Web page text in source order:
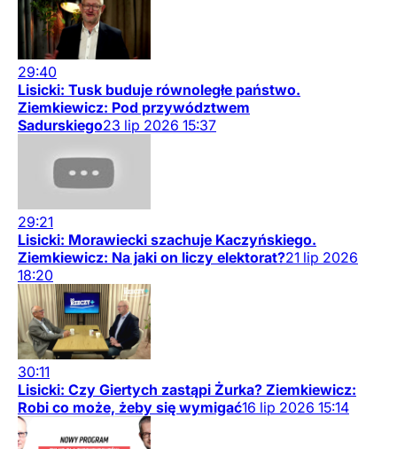
29:40
Lisicki: Tusk buduje równoległe państwo.
Ziemkiewicz: Pod przywództwem
Sadurskiego23 lip 2026 15:37
29:21
Lisicki: Morawiecki szachuje Kaczyńskiego.
Ziemkiewicz: Na jaki on liczy elektorat?21 lip 2026
18:20
30:11
Lisicki: Czy Giertych zastąpi Żurka? Ziemkiewicz:
Robi co może, żeby się wymigać16 lip 2026 15:14